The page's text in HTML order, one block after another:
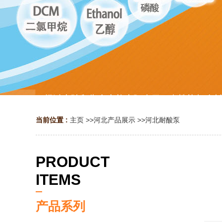
当前位置 : 主页 >>河北产品展示 >>河北耐酸泵
PRODUCT
ITEMS
产品系列